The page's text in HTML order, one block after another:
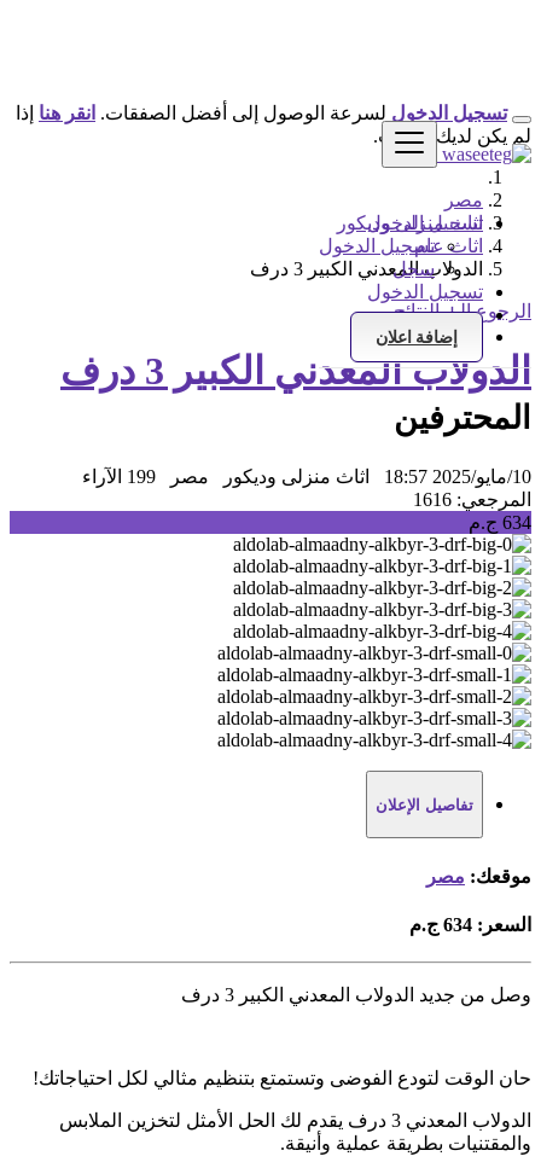
تسجيل الدخول
تسجيل الدخول
سجل
تسجيل الدخول
سجل
إضافة اعلان
تسجيل الدخول لسرعة الوصول إلى أفضل الصفقات. انقر هنا إذا
لم يكن لديك حساب.
مصر
اثاث منزلى وديكور
اثاث عام
الدولاب المعدني الكبير 3 درف
الرجوع إلى النتائج
الدولاب المعدني الكبير 3 درف
المحترفين
10/مايو/2025 18:57 اثاث منزلى وديكور مصر
199 الآراء
المرجعي: 1616
634 ج.م
تفاصيل الإعلان
موقعك: مصر
السعر: 634 ج.م
وصل من جديد الدولاب المعدني الكبير 3 درف
حان الوقت لتودع الفوضى وتستمتع بتنظيم مثالي لكل احتياجاتك!
الدولاب المعدني 3 درف يقدم لك الحل الأمثل لتخزين الملابس
والمقتنيات بطريقة عملية وأنيقة.